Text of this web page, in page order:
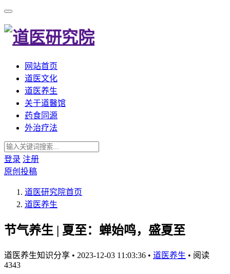
网站首页
道医文化
道医养生
关于道醫馆
药食同源
外治疗法
登录 注册
原创投稿
道医研究院首页
道医养生
节气养生 | 夏至：蝉始鸣，盛夏至
道医养生知识分享 • 2023-12-03 11:03:36 • 道医养生 • 阅读
4343